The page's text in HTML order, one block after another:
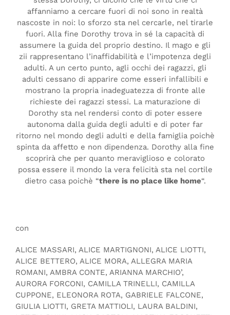
affanniamo a cercare fuori di noi sono in realtà
nascoste in noi: lo sforzo sta nel cercarle, nel tirarle
fuori. Alla fine Dorothy trova in sé la capacità di
assumere la guida del proprio destino. Il mago e gli
zii rappresentano l’inaffidabilità e l’impotenza degli
adulti. A un certo punto, agli occhi dei ragazzi, gli
adulti cessano di apparire come esseri infallibili e
mostrano la propria inadeguatezza di fronte alle
richieste dei ragazzi stessi. La maturazione di
Dorothy sta nel rendersi conto di poter essere
autonoma dalla guida degli adulti e di poter far
ritorno nel mondo degli adulti e della famiglia poichè
spinta da affetto e non dipendenza. Dorothy alla fine
scoprirà che per quanto meraviglioso e colorato
possa essere il mondo la vera felicità sta nel cortile
dietro casa poichè “there is no place like home“.
con
ALICE MASSARI, ALICE MARTIGNONI, ALICE LIOTTI,
ALICE BETTERO, ALICE MORA, ALLEGRA MARIA
ROMANI, AMBRA CONTE, ARIANNA MARCHIO’,
AURORA FORCONI, CAMILLA TRINELLI, CAMILLA
CUPPONE, ELEONORA ROTA, GABRIELE FALCONE,
GIULIA LIOTTI, GRETA MATTIOLI, LAURA BALDINI,